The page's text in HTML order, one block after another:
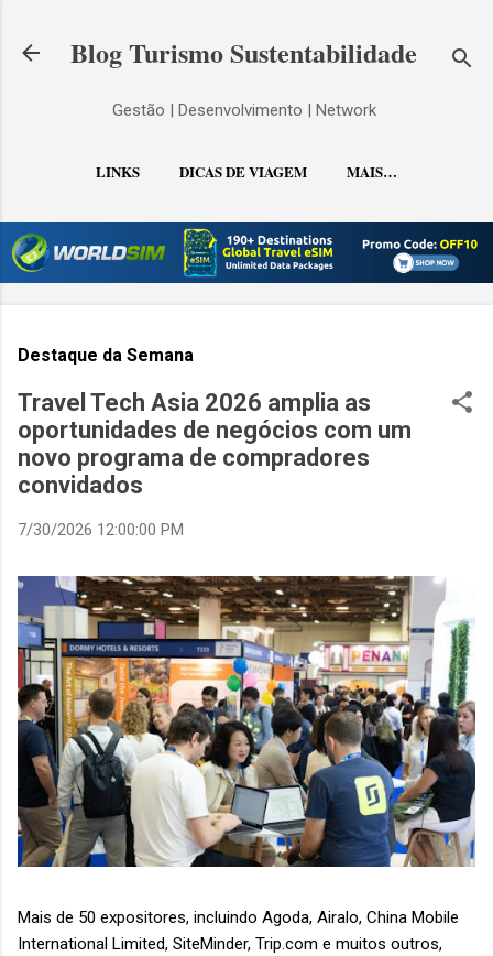
Blog Turismo Sustentabilidade
Gestão | Desenvolvimento | Network
LINKS DICAS DE VIAGEM MAIS…
CONTATO
Destaque da Semana
Travel Tech Asia 2026 amplia as
oportunidades de negócios com um
novo programa de compradores
convidados
7/30/2026 12:00:00 PM
Mais de 50 expositores, incluindo Agoda, Airalo, China Mobile
International Limited, SiteMinder, Trip.com e muitos outros,